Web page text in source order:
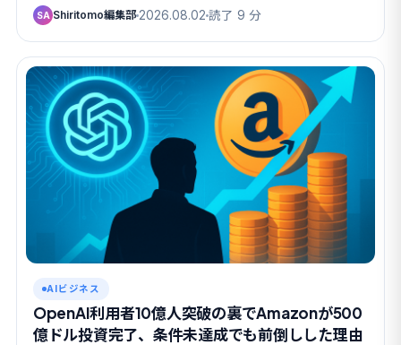
SA Shiritomo編集部 2026.08.02 読了 9 分
AIビジネス
OpenAI利用者10億人突破の裏でAmazonが500
億ドル投資完了、条件未達成でも前倒しした理由